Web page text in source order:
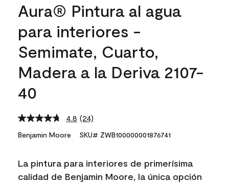
Aura® Pintura al agua
para interiores -
Semimate, Cuarto,
Madera a la Deriva 2107-
40
4.8 Read
24
Reviews.
link.
(24)
Benjamin Moore SKU# ZWB100000001876741
La pintura para interiores de primerísima
calidad de Benjamin Moore, la única opción